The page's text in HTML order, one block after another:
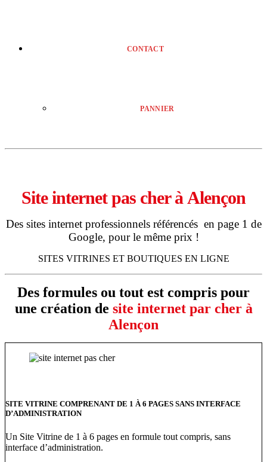
CONTACT
PANNIER
Site internet pas cher à Alençon
Des sites internet professionnels référencés en page 1 de
Google, pour le même prix !
SITES VITRINES ET BOUTIQUES EN LIGNE
Des formules ou tout est compris pour
une création de site internet par cher à
Alençon
SITE VITRINE COMPRENANT DE 1 À 6 PAGES SANS INTERFACE
D’ADMINISTRATION
Un Site Vitrine de 1 à 6 pages en formule tout compris, sans
interface d’administration.